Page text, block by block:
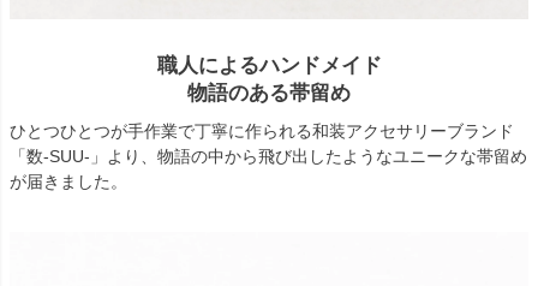
職人によるハンドメイド
物語のある帯留め
ひとつひとつが手作業で丁寧に作られる和装アクセサリーブランド
「数-SUU-」より、物語の中から飛び出したようなユニークな帯留め
が届きました。